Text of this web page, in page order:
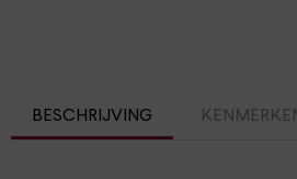
BESCHRIJVING